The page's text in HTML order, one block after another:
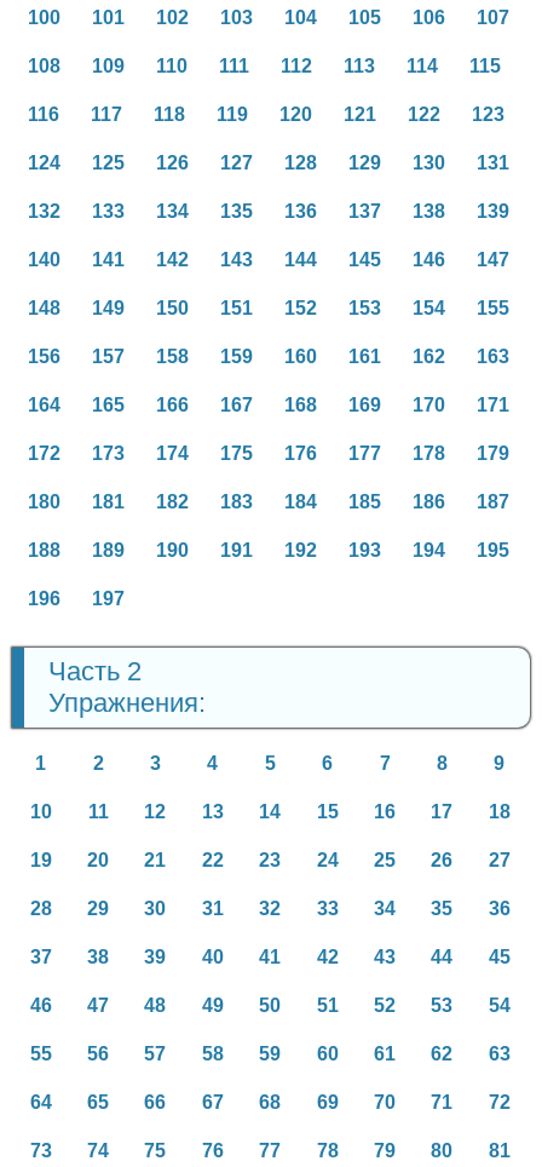
100 101 102 103 104 105 106 107
108 109 110 111 112 113 114 115
116 117 118 119 120 121 122 123
124 125 126 127 128 129 130 131
132 133 134 135 136 137 138 139
140 141 142 143 144 145 146 147
148 149 150 151 152 153 154 155
156 157 158 159 160 161 162 163
164 165 166 167 168 169 170 171
172 173 174 175 176 177 178 179
180 181 182 183 184 185 186 187
188 189 190 191 192 193 194 195
196 197
Часть 2
Упражнения:
1 2 3 4 5 6 7 8 9
10 11 12 13 14 15 16 17 18
19 20 21 22 23 24 25 26 27
28 29 30 31 32 33 34 35 36
37 38 39 40 41 42 43 44 45
46 47 48 49 50 51 52 53 54
55 56 57 58 59 60 61 62 63
64 65 66 67 68 69 70 71 72
73 74 75 76 77 78 79 80 81